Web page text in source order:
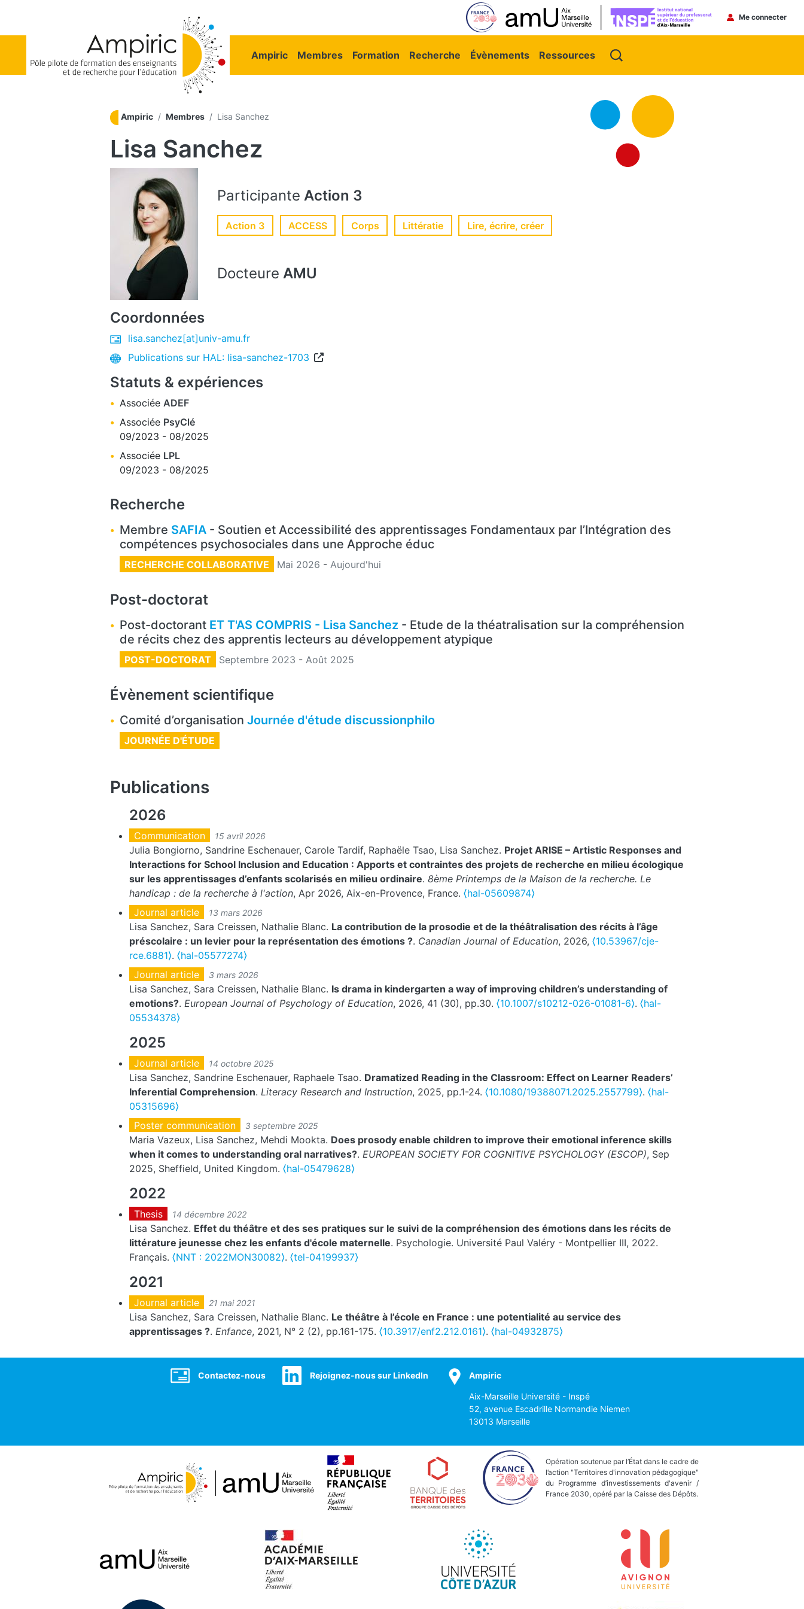
Menu
Me connecter
Navigation principale
Ampiric Membres Formation Recherche Évènements Ressources
Ampiric Membres Lisa Sanchez
Lisa Sanchez
Participante Action 3
Action 3 ACCESS Corps Littératie Lire, écrire, créer
Docteure AMU
Coordonnées
lisa.sanchez[at]univ-amu.fr
Publications sur HAL: lisa-sanchez-1703
Statuts & expériences
Associée ADEF
Associée PsyClé
09/2023 - 08/2025
Associée LPL
09/2023 - 08/2025
Recherche
Membre SAFIA - Soutien et Accessibilité des apprentissages Fondamentaux par l’Intégration des
compétences psychosociales dans une Approche éduc
RECHERCHE COLLABORATIVE Mai 2026 - Aujourd'hui
Post-doctorat
Post-doctorant ET T'AS COMPRIS - Lisa Sanchez - Etude de la théatralisation sur la compréhension
de récits chez des apprentis lecteurs au développement atypique
POST-DOCTORAT Septembre 2023 - Août 2025
Évènement scientifique
Comité d’organisation Journée d'étude discussionphilo
JOURNÉE D'ÉTUDE
Publications
2026
Communication 15 avril 2026
Julia Bongiorno, Sandrine Eschenauer, Carole Tardif, Raphaële Tsao, Lisa Sanchez. Projet ARISE – Artistic Responses and
Interactions for School Inclusion and Education : Apports et contraintes des projets de recherche en milieu écologique
sur les apprentissages d’enfants scolarisés en milieu ordinaire. 8ème Printemps de la Maison de la recherche. Le
handicap : de la recherche à l'action, Apr 2026, Aix-en-Provence, France. ⟨hal-05609874⟩
Journal article
13 mars 2026
Lisa Sanchez, Sara Creissen, Nathalie Blanc. La contribution de la prosodie et de la théâtralisation des récits à l’âge
préscolaire : un levier pour la représentation des émotions ?. Canadian Journal of Education, 2026, ⟨10.53967/cje-
rce.6881⟩. ⟨hal-05577274⟩
Journal article
3 mars 2026
Lisa Sanchez, Sara Creissen, Nathalie Blanc. Is drama in kindergarten a way of improving children’s understanding of
emotions?. European Journal of Psychology of Education, 2026, 41 (30), pp.30. ⟨10.1007/s10212-026-01081-6⟩. ⟨hal-
05534378⟩
2025
Journal article 14 octobre 2025
Lisa Sanchez, Sandrine Eschenauer, Raphaele Tsao. Dramatized Reading in the Classroom: Effect on Learner Readers’
Inferential Comprehension. Literacy Research and Instruction, 2025, pp.1-24. ⟨10.1080/19388071.2025.2557799⟩. ⟨hal-
05315696⟩
Poster communication
3 septembre 2025
Maria Vazeux, Lisa Sanchez, Mehdi Mookta. Does prosody enable children to improve their emotional inference skills
when it comes to understanding oral narratives?. EUROPEAN SOCIETY FOR COGNITIVE PSYCHOLOGY (ESCOP), Sep
2025, Sheffield, United Kingdom. ⟨hal-05479628⟩
2022
Thesis 14 décembre 2022
Lisa Sanchez. Effet du théâtre et des ses pratiques sur le suivi de la compréhension des émotions dans les récits de
littérature jeunesse chez les enfants d'école maternelle. Psychologie. Université Paul Valéry - Montpellier III, 2022.
Français. ⟨NNT : 2022MON30082⟩. ⟨tel-04199937⟩
2021
Journal article 21 mai 2021
Lisa Sanchez, Sara Creissen, Nathalie Blanc. Le théâtre à l’école en France : une potentialité au service des
apprentissages ?. Enfance, 2021, N° 2 (2), pp.161-175. ⟨10.3917/enf2.212.0161⟩. ⟨hal-04932875⟩
SocialContactez-nous Rejoignez-nous sur LinkedIn Ampiric
Aix-Marseille Université - Inspé
52, avenue Escadrille Normandie Niemen
13013 Marseille
Opération soutenue par l’État dans le cadre de
l’action "Territoires d'innovation pédagogique"
du Programme d’investissements d'avenir /
France 2030, opéré par la Caisse des Dépôts.